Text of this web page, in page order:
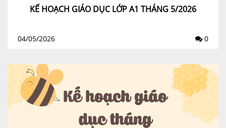
KẾ HOẠCH GIÁO DỤC LỚP A1 THÁNG 5/2026
04/05/2026 0